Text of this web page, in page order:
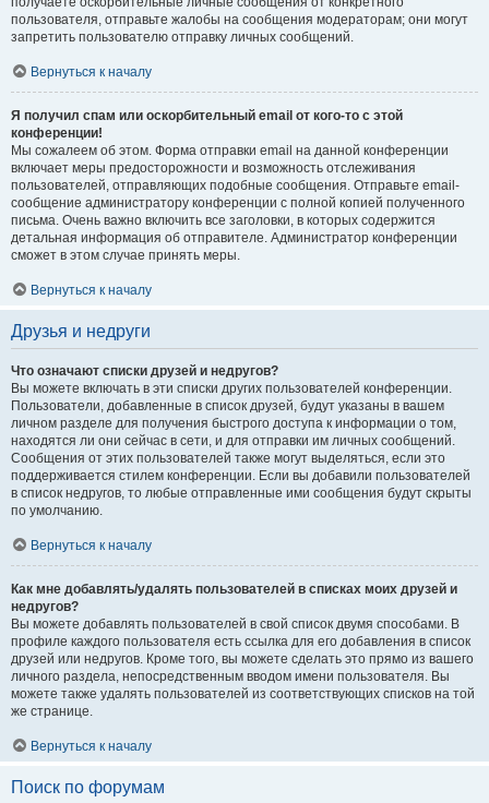
пользователя, отправьте жалобы на сообщения модераторам; они могут
запретить пользователю отправку личных сообщений.
Вернуться к началу
Я получил спам или оскорбительный email от кого-то с этой
конференции!
Мы сожалеем об этом. Форма отправки email на данной конференции
включает меры предосторожности и возможность отслеживания
пользователей, отправляющих подобные сообщения. Отправьте email-
сообщение администратору конференции с полной копией полученного
письма. Очень важно включить все заголовки, в которых содержится
детальная информация об отправителе. Администратор конференции
сможет в этом случае принять меры.
Вернуться к началу
Друзья и недруги
Что означают списки друзей и недругов?
Вы можете включать в эти списки других пользователей конференции.
Пользователи, добавленные в список друзей, будут указаны в вашем
личном разделе для получения быстрого доступа к информации о том,
находятся ли они сейчас в сети, и для отправки им личных сообщений.
Сообщения от этих пользователей также могут выделяться, если это
поддерживается стилем конференции. Если вы добавили пользователей
в список недругов, то любые отправленные ими сообщения будут скрыты
по умолчанию.
Вернуться к началу
Как мне добавлять/удалять пользователей в списках моих друзей и
недругов?
Вы можете добавлять пользователей в свой список двумя способами. В
профиле каждого пользователя есть ссылка для его добавления в список
друзей или недругов. Кроме того, вы можете сделать это прямо из вашего
личного раздела, непосредственным вводом имени пользователя. Вы
можете также удалять пользователей из соответствующих списков на той
же странице.
Вернуться к началу
Поиск по форумам